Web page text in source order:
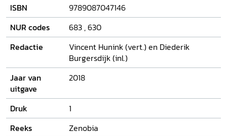
geschreven in het Latijn, dat teruggaat op een Grieks
origineel uit de Hellenistische tijd. De roman is nu in een
nieuwe en eigentijdse vertaling te lezen, ondersteund door
een inleiding die de lezer wegwijs maakt in een tijd en
achtergrond die niet de onze is, maar juist daardoor des te
meer stof tot genot en reflectie biedt.
ISBN
9789087047146
NUR codes
683 ,630
Redactie
Vincent Hunink (vert.) en Diederik
Burgersdijk (inl.)
Jaar van
uitgave
2018
Druk
1
Reeks
Zenobia